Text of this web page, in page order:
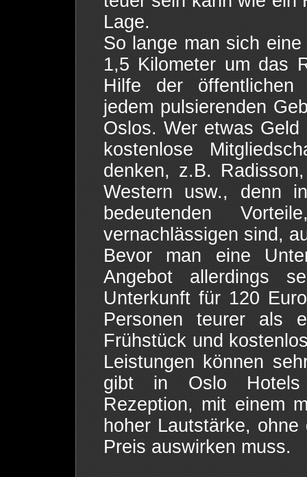
Lage.
So lange man sich
1,5 Kilometer um das
Hilfe der öffentlichen
jedem pulsierenden
Oslos. Wer etwas
kostenlose
denken, z.B.
Western usw., denn
bedeutenden
vernachlässigen sind,
Bevor man eine
Angebot allerdings
Unterkunft für 120
Personen teurer als
Frühstück und
Leistungen können
gibt in Oslo Hotels
Rezeption, mit einem
hoher Lautstärke,
Preis auswirken muss.